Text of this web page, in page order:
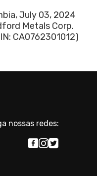
July 03, 2024
Metals Corp.
CA0762301012)
nossas redes: